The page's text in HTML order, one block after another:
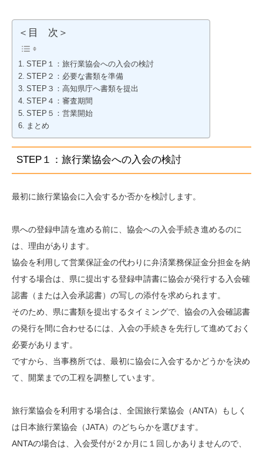
＜目 次＞
STEP１：旅行業協会への入会の検討
STEP２：必要な書類を準備
STEP３：高知県庁へ書類を提出
STEP４：審査期間
STEP５：営業開始
まとめ
STEP１：旅行業協会への入会の検討
最初に旅行業協会に入会するか否かを検討します。
県への登録申請を進める前に、協会への入会手続き進めるのに
は、理由があります。
協会を利用して営業保証金の代わりに弁済業務保証金分担金を納
付する場合は、県に提出する登録申請書に協会が発行する入会確
認書（または入会承認書）の写しの添付を求められます。
そのため、県に書類を提出するタイミングで、協会の入会確認書
の発行を間に合わせるには、入会の手続きを先行して進めておく
必要があります。
ですから、当事務所では、最初に協会に入会するかどうかを決め
て、開業までの工程を調整しています。
旅行業協会を利用する場合は、全国旅行業協会（ANTA）もしく
は日本旅行業協会（JATA）のどちらかを選びます。
ANTAの場合は、入会受付が２か月に１回しかありませんので、